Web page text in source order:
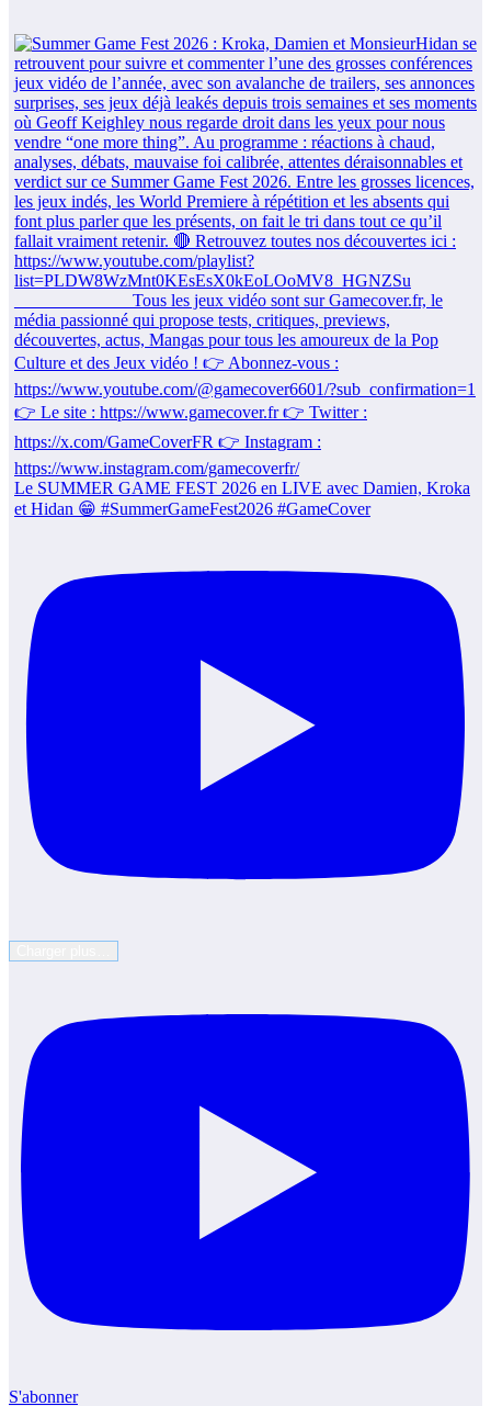
Le SUMMER GAME FEST 2026 en LIVE avec Damien, Kroka
et Hidan 😁 #SummerGameFest2026 #GameCover
S'abonner